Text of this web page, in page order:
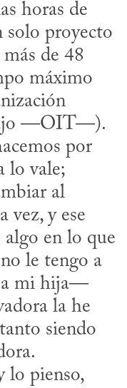
horas de
solo proyecto
de 48
máximo
—OIT—).
lo vale;
al
vez, y ese
en lo que
le tengo a
a mi hija—
la he
siendo